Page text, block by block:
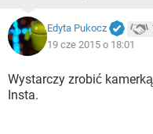
Edyta Pukocz
19 cze 2015 o 18:01
Wystarczy zrobić
Insta.